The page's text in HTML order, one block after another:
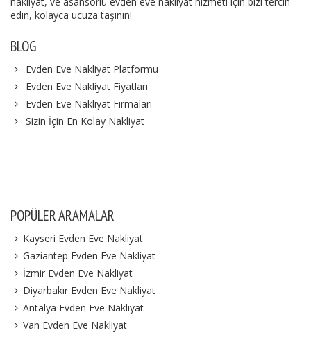
edin, kolayca ucuza taşının!
BLOG
Evden Eve Nakliyat Platformu
Evden Eve Nakliyat Fiyatları
Evden Eve Nakliyat Firmaları
Sizin İçin En Kolay Nakliyat
POPÜLER ARAMALAR
Kayseri Evden Eve Nakliyat
Gaziantep Evden Eve Nakliyat
İzmir Evden Eve Nakliyat
Diyarbakır Evden Eve Nakliyat
Antalya Evden Eve Nakliyat
Van Evden Eve Nakliyat